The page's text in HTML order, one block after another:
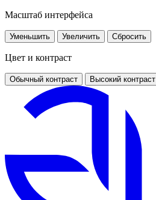
Масштаб интерфейса
Уменьшить Увеличить Сбросить
Цвет и контраст
Обычный контраст Высокий контраст